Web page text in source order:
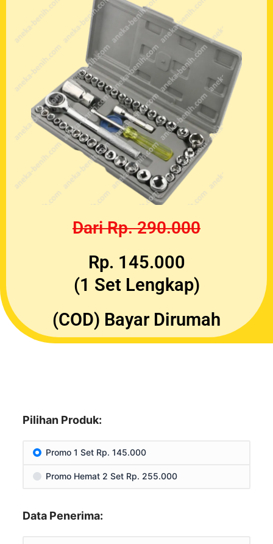
Dari Rp. 290.000
Rp. 145.000
(1 Set Lengkap)
(COD) Bayar Dirumah
Pilihan Produk:
Promo 1 Set Rp. 145.000
Promo Hemat 2 Set Rp. 255.000
Data Penerima: